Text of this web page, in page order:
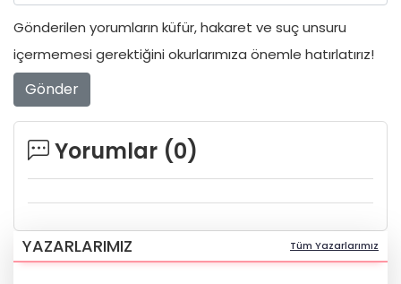
Gönderilen yorumların küfür, hakaret ve suç unsuru
içermemesi gerektiğini okurlarımıza önemle hatırlatırız!
Gönder
Yorumlar (0)
YAZARLARIMIZ Tüm Yazarlarımız